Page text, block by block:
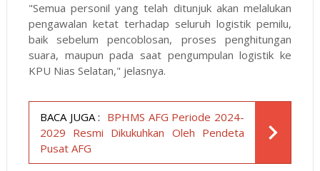
"Semua personil yang telah ditunjuk akan melalukan
pengawalan ketat terhadap seluruh logistik pemilu,
baik sebelum pencoblosan, proses penghitungan
suara, maupun pada saat pengumpulan logistik ke
KPU Nias Selatan," jelasnya.
BACA JUGA : BPHMS AFG Periode 2024-
2029 Resmi Dikukuhkan Oleh Pendeta
Pusat AFG